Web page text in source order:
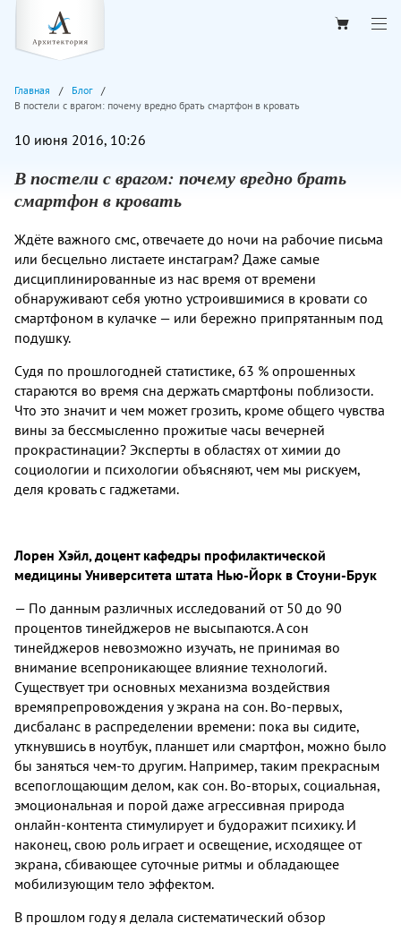
Главная
Блог
В постели с врагом: почему вредно брать смартфон в кровать
10 июня 2016, 10:26
В постели с врагом: почему вредно брать
смартфон в кровать
Ждёте важного смс, отвечаете до ночи на рабочие письма
или бесцельно листаете инстаграм? Даже самые
дисциплинированные из нас время от времени
обнаруживают себя уютно устроившимися в кровати со
смартфоном в кулачке — или бережно припрятанным под
подушку.
Судя по прошлогодней статистике, 63 % опрошенных
стараются во время сна держать смартфоны поблизости.
Что это значит и чем может грозить, кроме общего чувства
вины за бессмысленно прожитые часы вечерней
прокрастинации? Эксперты в областях от химии до
социологии и психологии объясняют, чем мы рискуем,
деля кровать с гаджетами.
Лорен Хэйл, доцент кафедры профилактической
медицины Университета штата Нью-Йорк в Стоуни-Брук
— По данным различных исследований от 50 до 90
процентов тинейджеров не высыпаются. А сон
тинейджеров невозможно изучать, не принимая во
внимание всепроникающее влияние технологий.
Существует три основных механизма воздействия
времяпрепровождения у экрана на сон. Во-первых,
дисбаланс в распределении времени: пока вы сидите,
уткнувшись в ноутбук, планшет или смартфон, можно было
бы заняться чем-то другим. Например, таким прекрасным
всепоглощающим делом, как сон. Во-вторых, социальная,
эмоциональная и порой даже агрессивная природа
онлайн-контента стимулирует и будоражит психику. И
наконец, свою роль играет и освещение, исходящее от
экрана, сбивающее суточные ритмы и обладающее
мобилизующим тело эффектом.
В прошлом году я делала систематический обзор